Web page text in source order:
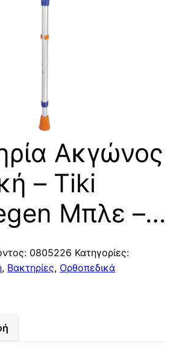
Ακγώνος
– Tiki
Μπλε –…
0805226 Κατηγορίες:
, Βακτηρίες, Ορθοπεδικά